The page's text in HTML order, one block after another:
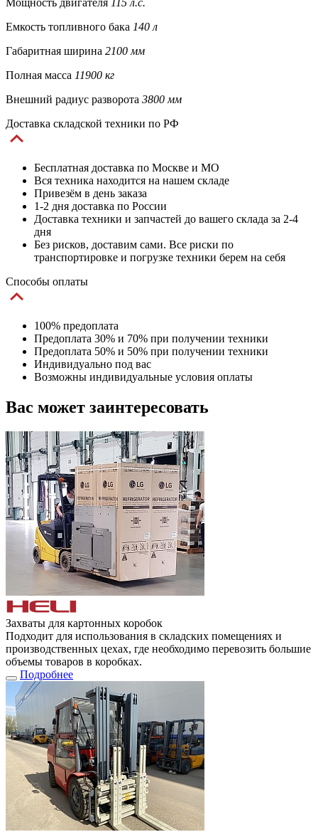
Емкость топливного бака 140 л
Габаритная ширина 2100 мм
Полная масса 11900 кг
Внешний радиус разворота 3800 мм
Доставка складской техники по РФ
Бесплатная доставка по Москве и МО
Вся техника находится на нашем складе
Привезём в день заказа
1-2 дня доставка по России
Доставка техники и запчастей до вашего склада за 2-4
дня
Без рисков, доставим сами. Все риски по
транспортировке и погрузке техники берем на себя
Способы оплаты
100% предоплата
Предоплата 30% и 70% при получении техники
Предоплата 50% и 50% при получении техники
Индивидуально под вас
Возможны индивидуальные условия оплаты
Вас может заинтересовать
Захваты для картонных коробок
Подходит для использования в складских помещениях и
производственных цехах, где необходимо перевозить большие
объемы товаров в коробках.
Подробнее